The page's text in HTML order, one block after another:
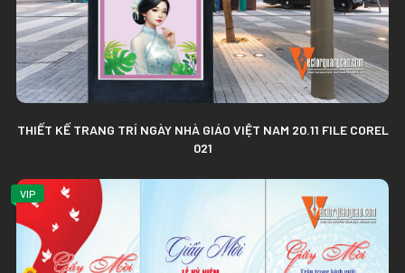
THIẾT KẾ TRANG TRÍ NGÀY NHÀ GIÁO VIỆT NAM 20.11 FILE COREL
021
VIP